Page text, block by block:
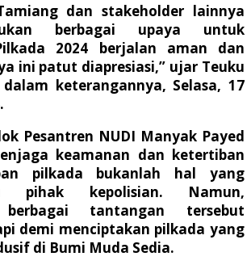
dan stakeholder lainnya
berbagai upaya untuk
2024 berjalan aman dan
ini patut diapresiasi,” ujar Teuku
keterangannya, Selasa, 17
Pesantren NUDI Manyak Payed
keamanan dan ketertiban
pilkada bukanlah hal yang
pihak kepolisian. Namun,
berbagai tantangan tersebut
demi menciptakan pilkada yang
di Bumi Muda Sedia.